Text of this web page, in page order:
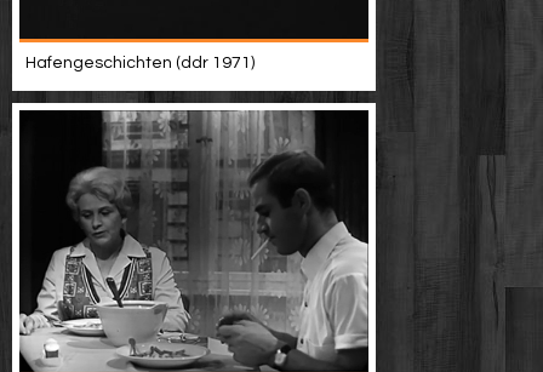
Hafengeschichten (ddr 1971)